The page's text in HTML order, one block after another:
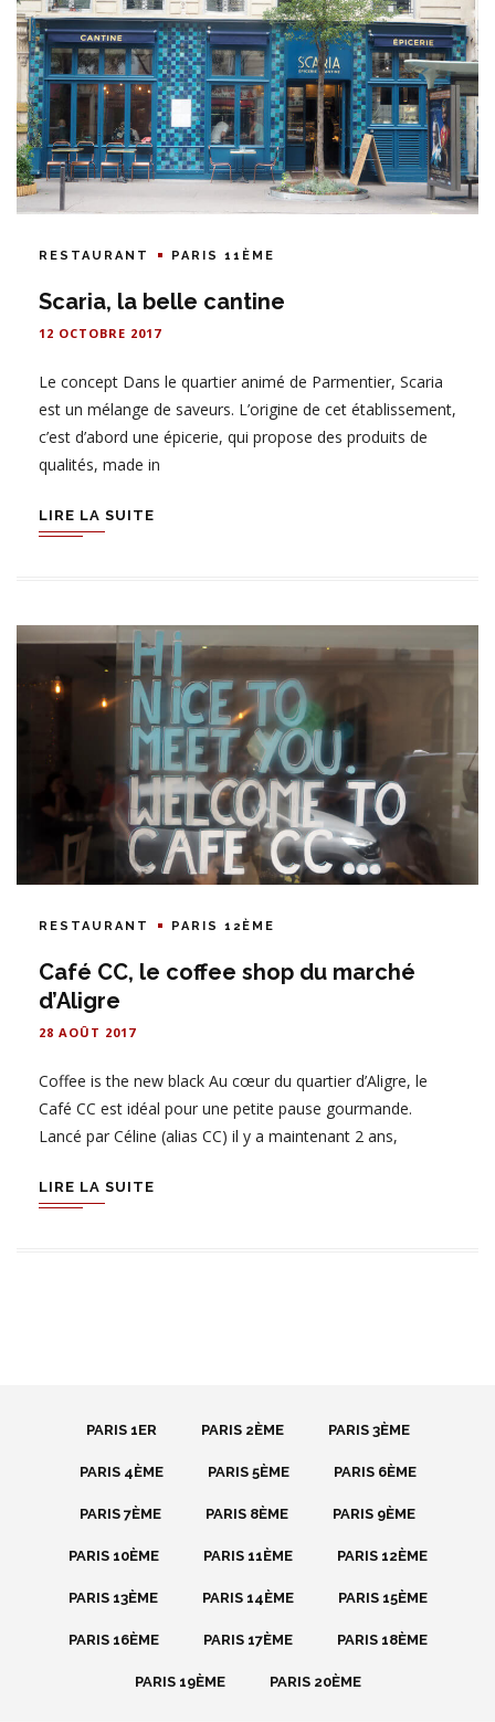
RESTAURANT PARIS 11ÈME
Scaria, la belle cantine
12 OCTOBRE 2017
Le concept Dans le quartier animé de Parmentier, Scaria
est un mélange de saveurs. L’origine de cet établissement,
c’est d’abord une épicerie, qui propose des produits de
qualités, made in
LIRE LA SUITE
RESTAURANT PARIS 12ÈME
Café CC, le coffee shop du marché
d’Aligre
28 AOÛT 2017
Coffee is the new black Au cœur du quartier d’Aligre, le
Café CC est idéal pour une petite pause gourmande.
Lancé par Céline (alias CC) il y a maintenant 2 ans,
LIRE LA SUITE
PARIS 1ER PARIS 2ÈME PARIS 3ÈME
PARIS 4ÈME PARIS 5ÈME PARIS 6ÈME
PARIS 7ÈME PARIS 8ÈME PARIS 9ÈME
PARIS 10ÈME PARIS 11ÈME PARIS 12ÈME
PARIS 13ÈME PARIS 14ÈME PARIS 15ÈME
PARIS 16ÈME PARIS 17ÈME PARIS 18ÈME
PARIS 19ÈME PARIS 20ÈME